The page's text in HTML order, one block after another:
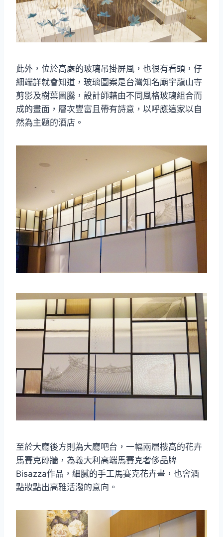
此外，位於高處的玻璃吊掛屏風，也很有看頭，仔
細端詳就會知道，玻璃圖案是台灣知名廟宇龍山寺
剪影及樹葉圖騰，設計師藉由不同風格玻璃組合而
成的畫面，層次豐富且帶有詩意，以呼應這家以自
然為主題的酒店。
至於大廳後方則為大廳吧台，一幅兩層樓高的花卉
馬賽克磚牆，為義大利高端馬賽克奢侈品牌
Bisazza作品，細膩的手工馬賽克花卉畫，也會酒
點妝點出高雅活潑的意向。